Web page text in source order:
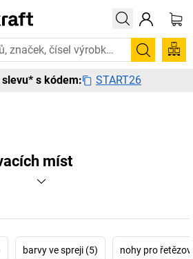
doručíme do 72 hodin. Prohlédněte si
Hledání
s kódem: START26
míst
barvy ve spreji (5) nohy pro